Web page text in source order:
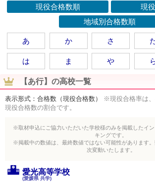
現役合格数順
現
地域別合格数順
あ か さ
は ま や
【あ行】の高校一覧
表示形式：合格数（現役合格数）
※現役合格率は
現役合格数の割合です。
※取材申込にご協力いただいた学校様のみを掲載したイ
キングです。
※掲載中の数値は、最終数値ではない可能性があります
次変動いたします。
愛光高等学校
(愛媛県 共学)